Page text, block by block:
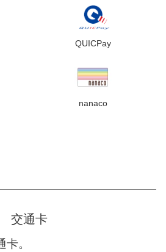
QUICPay
nanaco
交通卡
。